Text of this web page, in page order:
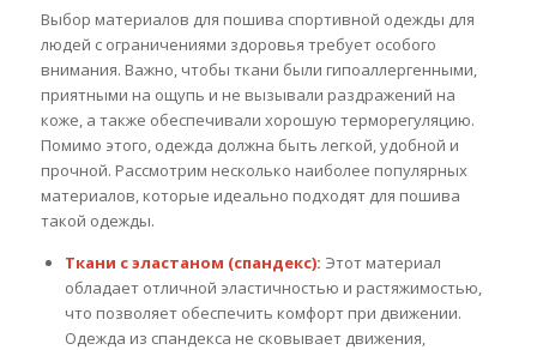
Выбор материалов для пошива спортивной одежды для
людей с ограничениями здоровья требует особого
внимания. Важно, чтобы ткани были гипоаллергенными,
приятными на ощупь и не вызывали раздражений на
коже, а также обеспечивали хорошую терморегуляцию.
Помимо этого, одежда должна быть легкой, удобной и
прочной. Рассмотрим несколько наиболее популярных
материалов, которые идеально подходят для пошива
такой одежды.
Ткани с эластаном (спандекс): Этот материал
обладает отличной эластичностью и растяжимостью,
что позволяет обеспечить комфорт при движении.
Одежда из спандекса не сковывает движения,